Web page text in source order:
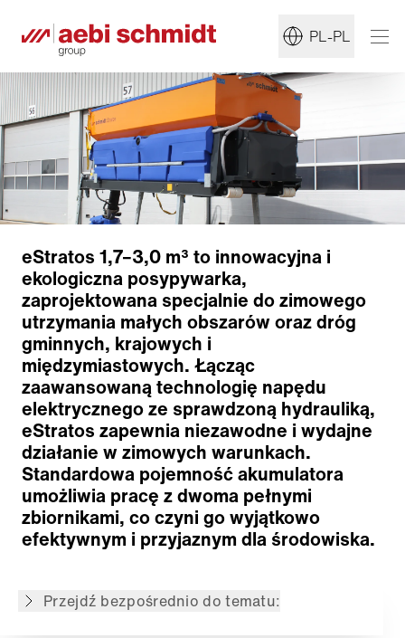
PL-PL
eStratos 1,7–3,0 m³ to innowacyjna i
ekologiczna posypywarka,
zaprojektowana specjalnie do zimowego
utrzymania małych obszarów oraz dróg
gminnych, krajowych i
międzymiastowych. Łącząc
zaawansowaną technologię napędu
elektrycznego ze sprawdzoną hydrauliką,
eStratos zapewnia niezawodne i wydajne
działanie w zimowych warunkach.
Standardowa pojemność akumulatora
umożliwia pracę z dwoma pełnymi
zbiornikami, co czyni go wyjątkowo
efektywnym i przyjaznym dla środowiska.
Przejdź bezpośrednio do tematu:
Zrównoważony napęd elektryczny
Systemy montażu i demontażu
Systemy dozowania i przenośniki
Wstępnie zwilżony sprzęt
Systemy dystrybucji
Powrót do przeglądu